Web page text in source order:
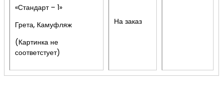
«Стандарт – 1»
Грета, Камуфляж
(Картинка не
соответстует)
На заказ